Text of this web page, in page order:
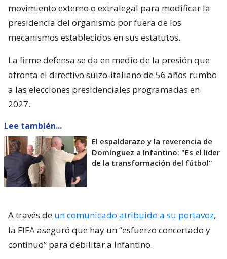
movimiento externo o extralegal para modificar la
presidencia del organismo por fuera de los
mecanismos establecidos en sus estatutos.
La firme defensa se da en medio de la presión que
afronta el directivo suizo-italiano de 56 años rumbo
a las elecciones presidenciales programadas en
2027.
Lee también...
El espaldarazo y la reverencia de
Domínguez a Infantino: "Es el líder
de la transformación del fútbol"
A través de un comunicado atribuido a su portavoz,
la FIFA aseguró que hay un “esfuerzo concertado y
continuo” para debilitar a Infantino.